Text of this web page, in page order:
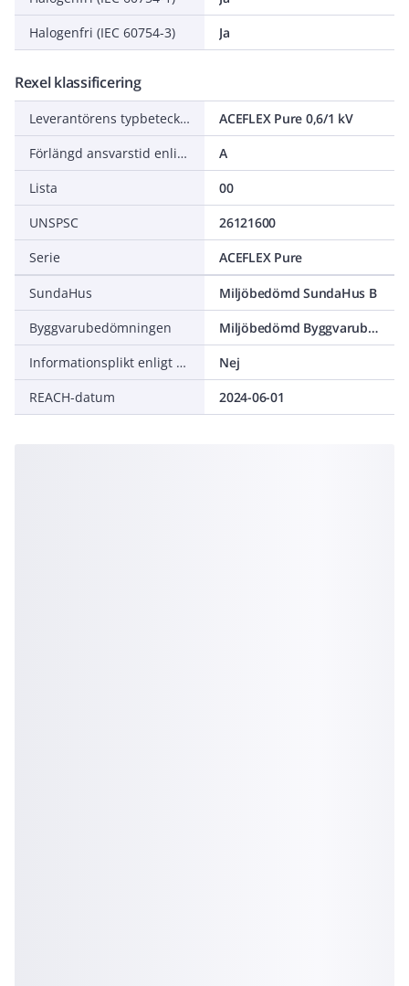
Halogenfri (IEC 60754-3)
Ja
Rexel klassificering
Leverantörens typbeteckning
ACEFLEX Pure 0,6/1 kV
Förlängd ansvarstid enligt ALEM-09
A
Lista
00
UNSPSC
26121600
Serie
ACEFLEX Pure
SundaHus
Miljöbedömd SundaHus B
Byggvarubedömningen
Miljöbedömd Byggvarubedömning Accepteras
Informationsplikt enligt REACH
Nej
REACH-datum
2024-06-01